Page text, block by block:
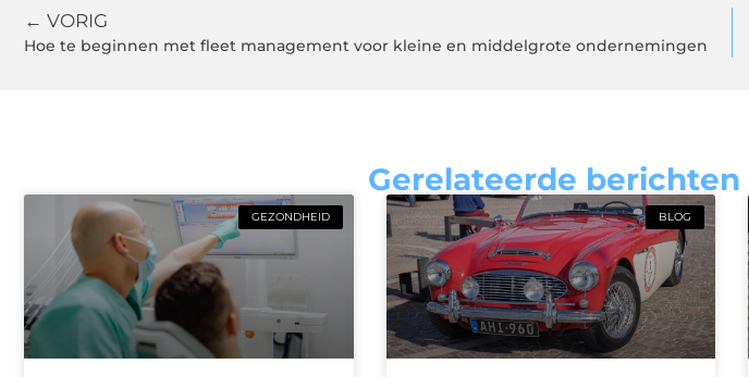
← VORIG
Hoe te beginnen met fleet management voor kleine en middelgrote ondernemingen
Gerelateerde berichten
GEZONDHEID BLOG